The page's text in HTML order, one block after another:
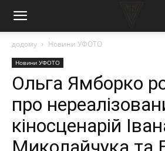
додому Новини УФОТО
Новини УФОТО
Ольга Ямборко
про
кіносценарій